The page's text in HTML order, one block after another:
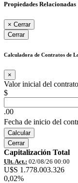
Propiedades Relacionadas
× Cerrar
Cerrar
Calculadora de Contratos de
×
Valor inicial del contrato
$
.00
Fecha de inicio del
Calcular
Cerrar
Capitalización Total
Ult. Act.: 02/08/26 00:00
U$S 1.778.003.326
0,02%